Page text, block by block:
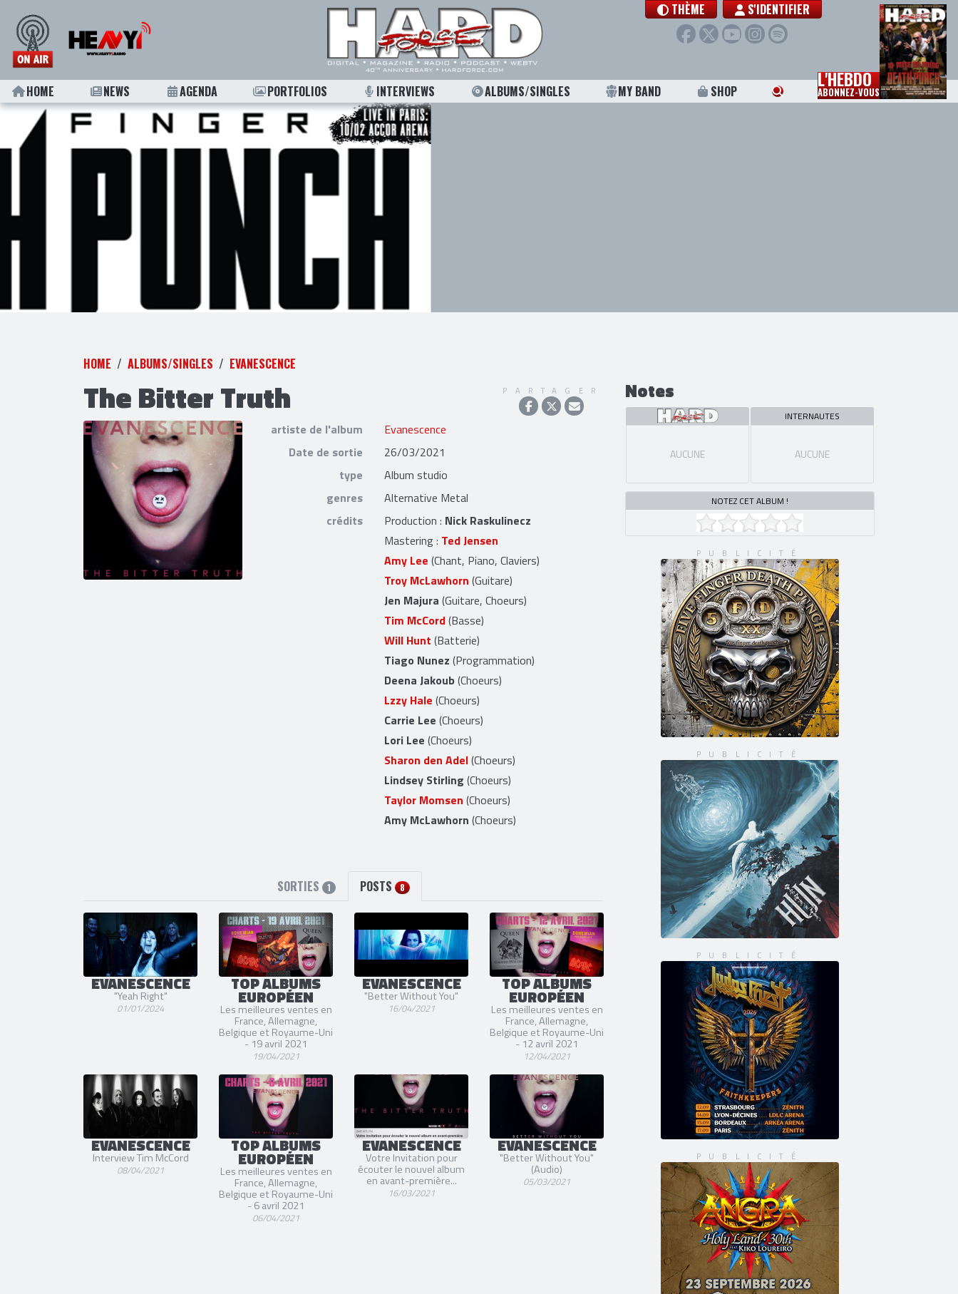
THÈME S'IDENTIFIER
HOME NEWS AGENDA PORTFOLIOS INTERVIEWS ALBUMS/SINGLES MY BAND SHOP L'HEBDO
ABONNEZ-VOUS
HOME ALBUMS/SINGLES EVANESCENCE
The Bitter Truth PARTAGER
artiste de l'album
Evanescence
Date de sortie
26/03/2021
type
Album studio
genres
Alternative Metal
crédits
Production : Nick Raskulinecz
Mastering : Ted Jensen
Amy Lee (Chant, Piano, Claviers)
Troy McLawhorn (Guitare)
Jen Majura (Guitare, Choeurs)
Tim McCord(Basse)
Will Hunt (Batterie)
Tiago Nunez (Programmation)
Deena Jakoub(Choeurs)
Lzzy Hale (Choeurs)
Carrie Lee (Choeurs)
Lori Lee (Choeurs)
Sharon den Adel(Choeurs)
Lindsey Stirling (Choeurs)
Taylor Momsen (Choeurs)
Amy McLawhorn (Choeurs)
SORTIES 1 POSTS 8
EVANESCENCE
"Yeah Right"
01/01/2024
TOP ALBUMS
EUROPÉEN
Les meilleures ventes en
France, Allemagne,
Belgique et Royaume-Uni
- 19 avril 2021
19/04/2021
EVANESCENCE
"Better Without You"
16/04/2021
TOP ALBUMS
EUROPÉEN
Les meilleures ventes en
France, Allemagne,
Belgique et Royaume-Uni
- 12 avril 2021
12/04/2021
EVANESCENCE
Interview Tim McCord
08/04/2021
TOP ALBUMS
EUROPÉEN
Les meilleures ventes en
France, Allemagne,
Belgique et Royaume-Uni
- 6 avril 2021
06/04/2021
EVANESCENCE
Votre Invitation pour
écouter le nouvel album
en avant-première...
16/03/2021
EVANESCENCE
"Better Without You"
(Audio)
05/03/2021
Notes
AUCUNE
INTERNAUTES
AUCUNE
NOTEZ CET ALBUM !